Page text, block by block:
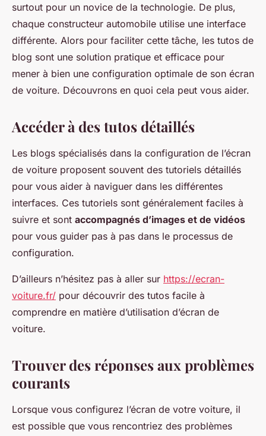
surtout pour un novice de la technologie. De plus,
chaque constructeur automobile utilise une interface
différente. Alors pour faciliter cette tâche, les tutos de
blog sont une solution pratique et efficace pour
mener à bien une configuration optimale de son écran
de voiture. Découvrons en quoi cela peut vous aider.
Accéder à des tutos détaillés
Les blogs spécialisés dans la configuration de l’écran
de voiture proposent souvent des tutoriels détaillés
pour vous aider à naviguer dans les différentes
interfaces. Ces tutoriels sont généralement faciles à
suivre et sont accompagnés d’images et de vidéos
pour vous guider pas à pas dans le processus de
configuration.
D’ailleurs n’hésitez pas à aller sur https://ecran-
voiture.fr/ pour découvrir des tutos facile à
comprendre en matière d’utilisation d’écran de
voiture.
Trouver des réponses aux problèmes
courants
Lorsque vous configurez l’écran de votre voiture, il
est possible que vous rencontriez des problèmes